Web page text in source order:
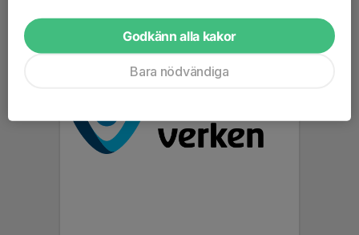
Godkänn alla kakor
Bara nödvändiga